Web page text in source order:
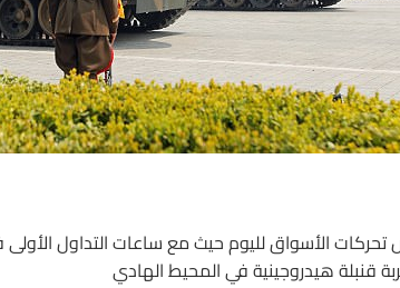
الأسواق لليوم حيث مع ساعات التداول الأولى
قنبلة هيدروجينية في المحيط الهادي